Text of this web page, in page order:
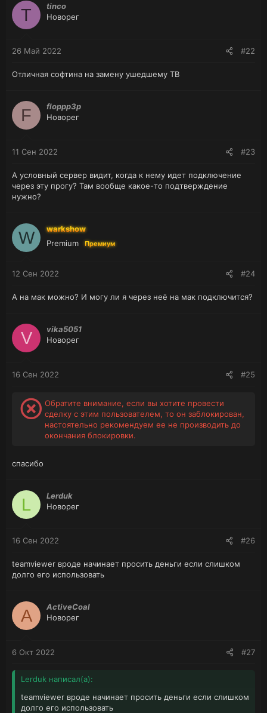
T
tinco
Новорег
26 Май 2022 #22
Отличная софтина на замену ушедшему ТВ
F
floppp3p
Новорег
11 Сен 2022 #23
А условный сервер видит, когда к нему идет подключение
через эту прогу? Там вообще какое-то подтверждение
нужно?
W
warkshow
Premium
Премиум
12 Сен 2022 #24
А на мак можно? И могу ли я через неё на мак подключится?
V
vika5051
Новорег
16 Сен 2022 #25
Обратите внимание, если вы хотите провести
сделку с этим пользователем, то он заблокирован,
настоятельно рекомендуем ее не производить до
окончания блокировки.
спасибо
L
Lerduk
Новорег
16 Сен 2022 #26
teamviewer вроде начинает просить деньги если слишком
долго его использовать
A
ActiveCoal
Новорег
6 Окт 2022 #27
Lerduk написал(а):
teamviewer вроде начинает просить деньги если слишком
долго его использовать